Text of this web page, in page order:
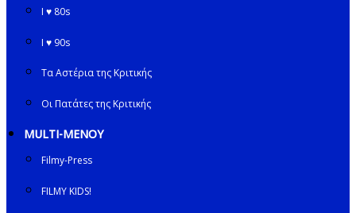
I ♥ 80s
I ♥ 90s
Τα Αστέρια της Κριτικής
Οι Πατάτες της Κριτικής
MULTI-ΜΕΝΟΥ
Filmy-Press
FILMY KIDS!